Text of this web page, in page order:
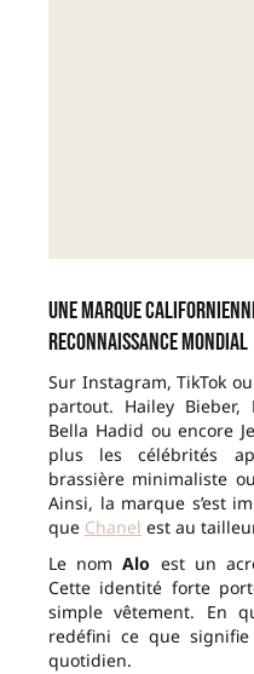
Une marque
reconnaissance mondial
Sur Instagram, TikTok
partout. Hailey Bieber,
Bella Hadid ou encore
plus les célébrités
brassière minimaliste
Ainsi, la marque s’est
que Chanel est au
Le nomAlo est un
Cette identité forte
simple vêtement. En
redéfini ce que signifie
quotidien.